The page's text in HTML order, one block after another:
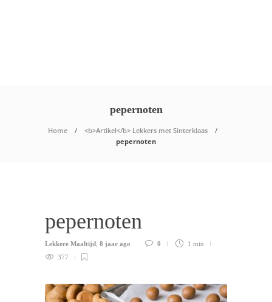
pepernoten
Home
<b>Artikel</b> Lekkers met Sinterklaas
pepernoten
pepernoten
Lekkere Maaltijd 8 jaar ago 0
1 min
377